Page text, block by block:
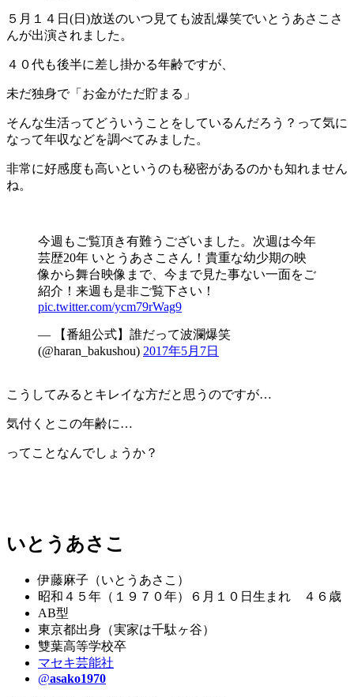
５月１４日(日)放送のいつ見ても波乱爆笑でいとうあさこさ
んが出演されました。
４０代も後半に差し掛かる年齢ですが、
未だ独身で「お金がただ貯まる」
そんな生活ってどういうことをしているんだろう？って気に
なって年収などを調べてみました。
非常に好感度も高いというのも秘密があるのかも知れません
ね。
今週もご覧頂き有難うございました。次週は今年
芸歴20年 いとうあさこさん！貴重な幼少期の映
像から舞台映像まで、今まで見た事ない一面をご
紹介！来週も是非ご覧下さい！
pic.twitter.com/ycm79rWag9
— 【番組公式】誰だって波瀾爆笑
(@haran_bakushou) 2017年5月7日
こうしてみるとキレイな方だと思うのですが…
気付くとこの年齢に…
ってことなんでしょうか？
いとうあさこ
伊藤麻子（いとうあさこ）
昭和４５年（１９７０年）６月１０日生まれ ４６歳
AB型
東京都出身（実家は千駄ヶ谷）
雙葉高等学校卒
マセキ芸能社
@asako1970